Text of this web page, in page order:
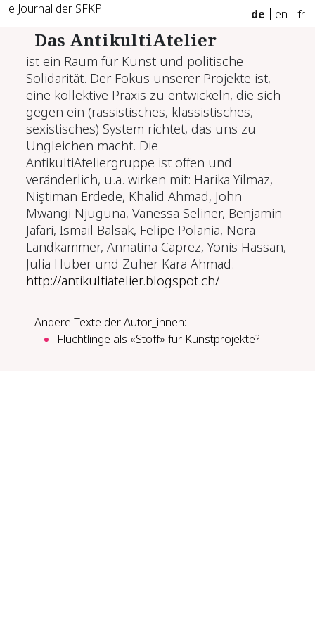
e Journal der SFKP de en fr
Das AntikultiAtelier
ist ein Raum für Kunst und politische
Solidarität. Der Fokus unserer Projekte ist,
eine kollektive Praxis zu entwickeln, die sich
gegen ein (rassistisches, klassistisches,
sexistisches) System richtet, das uns zu
Ungleichen macht. Die
AntikultiAteliergruppe ist offen und
veränderlich, u.a. wirken mit: Harika Yilmaz,
Niştiman Erdede, Khalid Ahmad, John
Mwangi Njuguna, Vanessa Seliner, Benjamin
Jafari, Ismail Balsak, Felipe Polania, Nora
Landkammer, Annatina Caprez, Yonis Hassan,
Julia Huber und Zuher Kara Ahmad.
http://antikultiatelier.blogspot.ch/
Andere Texte der Autor_innen:
Flücht­lin­ge als «Stoff» für Kunst­pro­jek­te?